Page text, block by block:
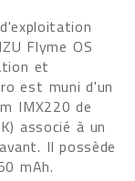
Flyme OS
et
est muni d'un
IMX220 de
associé à un
Il possède
mAh.